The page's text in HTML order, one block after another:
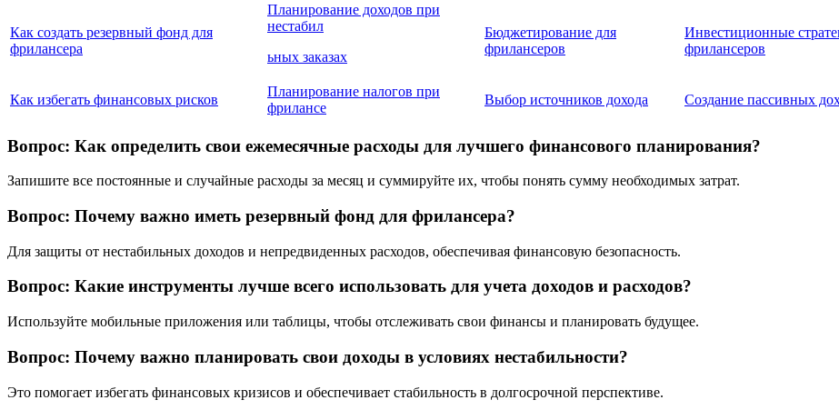
Как создать резервный фонд для
фрилансера
Планирование доходов при
нестабил
ьных заказах
Бюджетирование для
фрилансеров
Инвестиционные
фрилансеров
Как избегать финансовых рисков
Планирование налогов при
фрилансе
Выбор источников дохода Создание пассивных
Вопрос: Как определить свои ежемесячные расходы для лучшего финансового планирования?
Запишите все постоянные и случайные расходы за месяц и суммируйте их, чтобы понять сумму необходимых затрат.
Вопрос: Почему важно иметь резервный фонд для фрилансера?
Для защиты от нестабильных доходов и непредвиденных расходов, обеспечивая финансовую безопасность.
Вопрос: Какие инструменты лучше всего использовать для учета доходов и расходов?
Используйте мобильные приложения или таблицы, чтобы отслеживать свои финансы и планировать будущее.
Вопрос: Почему важно планировать свои доходы в условиях нестабильности?
Это помогает избегать финансовых кризисов и обеспечивает стабильность в долгосрочной перспективе.